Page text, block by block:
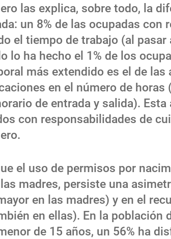
las explica, sobre todo, la
un 8% de las ocupadas con
el tiempo de trabajo (al pasar
lo ha hecho el 1% de los
más extendido es el de las
en el número de horas
de entrada y salida). Esta
con responsabilidades de
el uso de permisos por
madres, persiste una
en las madres) y en el
en ellas). En la población
de 15 años, un 56% ha